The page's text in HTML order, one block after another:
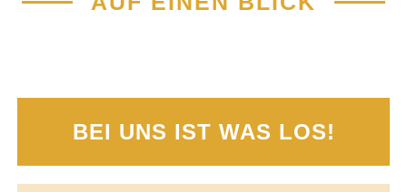
BEI UNS IST WAS LOS!